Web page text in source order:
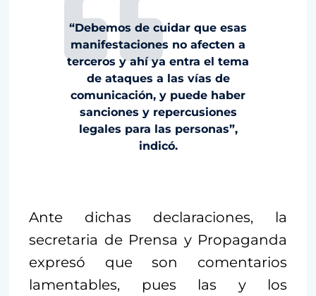
“Debemos de cuidar que esas
manifestaciones no afecten a
terceros y ahí ya entra el tema
de ataques a las vías de
comunicación, y puede haber
sanciones y repercusiones
legales para las personas”,
indicó.
Ante dichas declaraciones, la
secretaria de Prensa y Propaganda
expresó que son comentarios
lamentables, pues las y los